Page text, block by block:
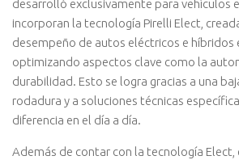
desarrolló exclusivamente para vehículos
incorporan la tecnología Pirelli Elect,
desempeño de autos eléctricos e híbridos
optimizando aspectos clave como la
durabilidad. Esto se logra gracias a una
rodadura y a soluciones técnicas
diferencia en el día a día.
Además de contar con la tecnología Elect,